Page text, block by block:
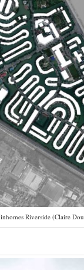
Riverside (Claire